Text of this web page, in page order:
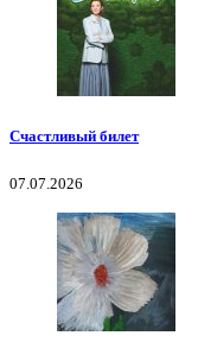
Счастливый билет
07.07.2026